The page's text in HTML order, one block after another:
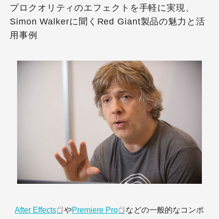
プロクオリティのエフェクトを手軽に実現、
Simon Walkerに聞くRed Giant製品の魅力と活
用事例
After Effects やPremiere Pro
などの一般的なコンポ